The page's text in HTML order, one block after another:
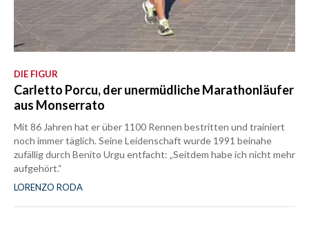
DIE FIGUR
Carletto Porcu, der unermüdliche Marathonläufer
aus Monserrato
Mit 86 Jahren hat er über 1100 Rennen bestritten und trainiert
noch immer täglich. Seine Leidenschaft wurde 1991 beinahe
zufällig durch Benito Urgu entfacht: „Seitdem habe ich nicht mehr
aufgehört.“
LORENZO RODA